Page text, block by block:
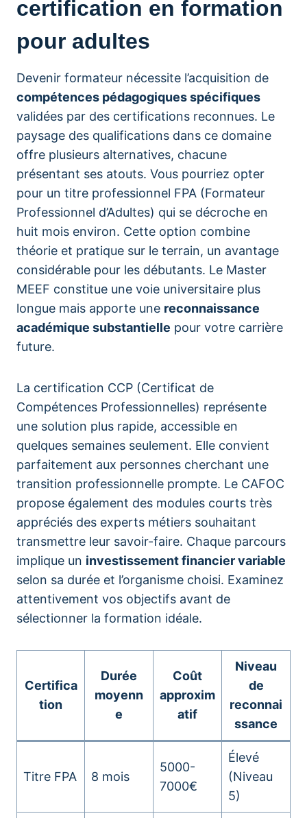
certification en formation
pour adultes
Devenir formateur nécessite l’acquisition de
compétences pédagogiques spécifiques
validées par des certifications reconnues. Le
paysage des qualifications dans ce domaine
offre plusieurs alternatives, chacune
présentant ses atouts. Vous pourriez opter
pour un titre professionnel FPA (Formateur
Professionnel d’Adultes) qui se décroche en
huit mois environ. Cette option combine
théorie et pratique sur le terrain, un avantage
considérable pour les débutants. Le Master
MEEF constitue une voie universitaire plus
longue mais apporte une reconnaissance
académique substantielle pour votre carrière
future.
La certification CCP (Certificat de
Compétences Professionnelles) représente
une solution plus rapide, accessible en
quelques semaines seulement. Elle convient
parfaitement aux personnes cherchant une
transition professionnelle prompte. Le CAFOC
propose également des modules courts très
appréciés des experts métiers souhaitant
transmettre leur savoir-faire. Chaque parcours
implique un investissement financier variable
selon sa durée et l’organisme choisi. Examinez
attentivement vos objectifs avant de
sélectionner la formation idéale.
Certifica
tion
Durée
moyenn
e
Coût
approxim
atif
Niveau
de
reconnai
ssance
Titre FPA 8 mois
5000-
7000€
Élevé
(Niveau
5)